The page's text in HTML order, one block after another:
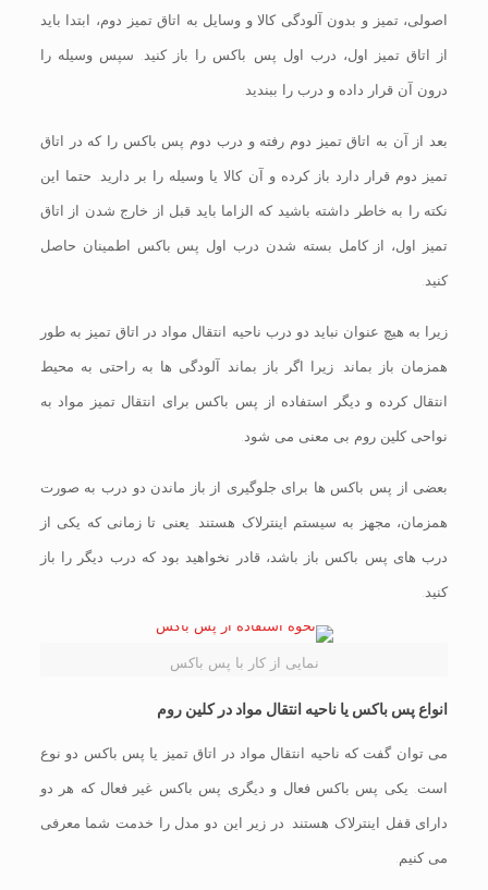
اصولی، تمیز و بدون آلودگی کالا و وسایل به اتاق تمیز دوم، ابتدا باید
از اتاق تمیز اول، درب اول پس باکس را باز کنید. سپس وسیله را
درون آن قرار داده و درب را ببندید.
بعد از آن به اتاق تمیز دوم رفته و درب دوم پس باکس را که در اتاق
تمیز دوم قرار دارد باز کرده و آن کالا یا وسیله را بر دارید. حتما این
نکته را به خاطر داشته باشید که الزاما باید قبل از خارج شدن از اتاق
تمیز اول، از کامل بسته شدن درب اول پس باکس اطمینان حاصل
کنید.
زیرا به هیچ عنوان نباید دو درب ناحیه انتقال مواد در اتاق تمیز به طور
همزمان باز بماند. زیرا اگر باز بماند آلودگی ها به راحتی به محیط
انتقال کرده و دیگر استفاده از پس باکس برای انتقال تمیز مواد به
نواحی کلین روم بی معنی می شود.
بعضی از پس باکس ها برای جلوگیری از باز ماندن دو درب به صورت
همزمان، مجهز به سیستم اینترلاک هستند. یعنی تا زمانی که یکی از
درب های پس باکس باز باشد، قادر نخواهید بود که درب دیگر را باز
کنید.
نمایی از کار با پس باکس
انواع پس باکس یا ناحیه انتقال مواد در کلین روم
می توان گفت که ناحیه انتقال مواد در اتاق تمیز یا پس باکس دو نوع
است. یکی پس باکس فعال و دیگری پس باکس غیر فعال که هر دو
دارای قفل اینترلاک هستند. در زیر این دو مدل را خدمت شما معرفی
می کنیم.